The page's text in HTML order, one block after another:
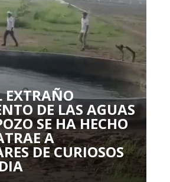
EXTRAÑO
DE LAS AGUAS
SE HA HECHO
A
DE CURIOSOS